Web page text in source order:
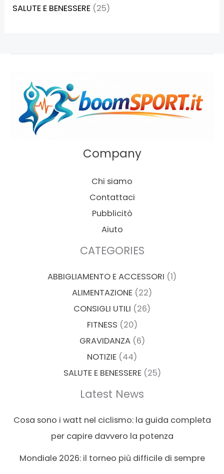
SALUTE E BENESSERE (25)
Company
Chi siamo
Contattaci
Pubblicitò
Aiuto
CATEGORIES
ABBIGLIAMENTO E ACCESSORI (1)
ALIMENTAZIONE (22)
CONSIGLI UTILI (26)
FITNESS (20)
GRAVIDANZA(6)
NOTIZIE (44)
SALUTE E BENESSERE(25)
Latest News
Cosa sono i watt nel ciclismo: la guida completa
per capire davvero la potenza
Mondiale 2026: il torneo più difficile di sempre